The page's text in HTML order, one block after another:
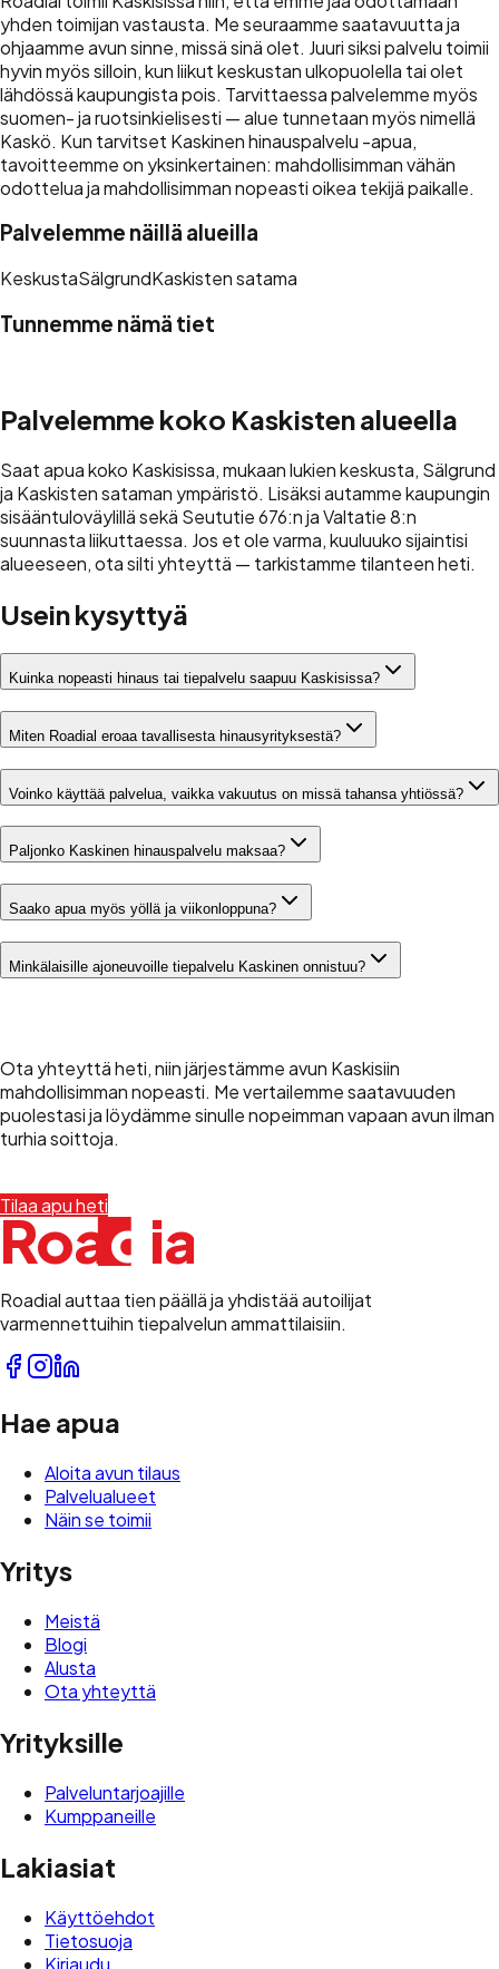
yhden toimijan vastausta. Me seuraamme saatavuutta ja
ohjaamme avun sinne, missä sinä olet. Juuri siksi palvelu toimii
hyvin myös silloin, kun liikut keskustan ulkopuolella tai olet
lähdössä kaupungista pois. Tarvittaessa palvelemme myös
suomen- ja ruotsinkielisesti — alue tunnetaan myös nimellä
Kaskö. Kun tarvitset Kaskinen hinauspalvelu -apua,
tavoitteemme on yksinkertainen: mahdollisimman vähän
odottelua ja mahdollisimman nopeasti oikea tekijä paikalle.
Palvelemme näillä alueilla
KeskustaSälgrundKaskisten satama
Tunnemme nämä tiet
Palvelemme koko Kaskisten alueella
Saat apua koko Kaskisissa, mukaan lukien keskusta, Sälgrund
ja Kaskisten sataman ympäristö. Lisäksi autamme kaupungin
sisääntuloväylillä sekä Seututie 676:n ja Valtatie 8:n
suunnasta liikuttaessa. Jos et ole varma, kuuluuko sijaintisi
alueeseen, ota silti yhteyttä — tarkistamme tilanteen heti.
Usein kysyttyä
Kuinka nopeasti hinaus tai tiepalvelu saapuu Kaskisissa?
Miten Roadial eroaa tavallisesta hinausyrityksestä?
Voinko käyttää palvelua, vaikka vakuutus on missä tahansa yhtiössä?
Paljonko Kaskinen hinauspalvelu maksaa?
Saako apua myös yöllä ja viikonloppuna?
Minkälaisille ajoneuvoille tiepalvelu Kaskinen onnistuu?
Ota yhteyttä heti, niin järjestämme avun Kaskisiin
mahdollisimman nopeasti. Me vertailemme saatavuuden
puolestasi ja löydämme sinulle nopeimman vapaan avun ilman
turhia soittoja.
Tilaa apu heti
Road ia
Roadial auttaa tien päällä ja yhdistää autoilijat
varmennettuihin tiepalvelun ammattilaisiin.
Hae apua
Aloita avun tilaus
Palvelualueet
Näin se toimii
Yritys
Meistä
Blogi
Alusta
Ota yhteyttä
Yrityksille
Palveluntarjoajille
Kumppaneille
Lakiasiat
Käyttöehdot
Tietosuoja
Kirjaudu